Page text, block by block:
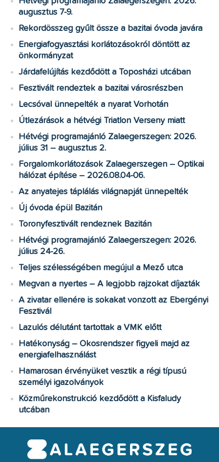
augusztus 7-9.
Rekordösszeg gyűlt össze a bazitai óvoda javára
Energiafogyasztási korlátozásokról döntött az
önkormányzat
Járdafelújítás kezdődött a Toposházi utcában
Fesztivált rendeztek a bazitai városrészben
Lecsóval ünnepelték a nyarat Vorhotán
Útlezárások a hétvégi Triatlon Verseny miatt
Hétvégi programajánló Zalaegerszegen: 2026.
július 31 – augusztus 2.
Forgalomkorlátozások Zalaegerszegen – Optikai
hálózat építése – 2026.08.04-06.
Az anyatejes táplálás világnapját ünnepelték
Új óvoda épül Bazitán
Toronyfesztivált rendeznek Bazitán
Hétvégi programajánló Zalaegerszegen: 2026.
július 24-26.
Teljes szélességében megújul a Mező utca
Megvan a nyertes – A legjobb rajzokat díjazták
A zivatar ellenére is sokakat vonzott az Ebergényi
Fesztivál
Lazulós délutánt tartottak a VMK előtt
Hatékonyság – Okosrendszer figyeli majd az
energiafelhasználást
Hamarosan érvényüket vesztik a régi típusú
személyi igazolványok
Közműrekonstrukció kezdődött a Kisfaludy
utcában